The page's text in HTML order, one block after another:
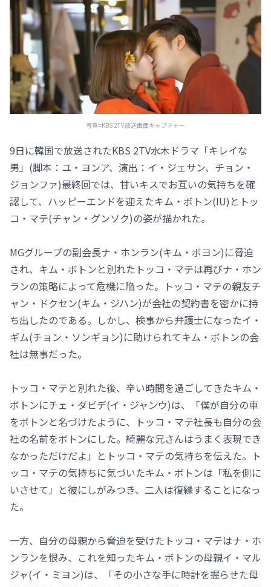
写真=KBS 2TV放送画面キャプチャー
9日に韓国で放送されたKBS 2TV水木ドラマ「キレイな
男」(脚本：ユ・ヨンア、演出：イ・ジェサン、チョン・
ジョンファ)最終回では、甘いキスでお互いの気持ちを確
認して、ハッピーエンドを迎えたキム・ボトン(IU)とトッ
コ・マテ(チャン・グンソク)の姿が描かれた。
MGグループの副会長ナ・ホンラン(キム・ボヨン)に脅迫
され、キム・ボトンと別れたトッコ・マテは再びナ・ホン
ランの策略によって危機に陥った。トッコ・マテの親友チ
ャン・ドクセン(キム・ジハン)が会社の契約書を密かに持
ち出したのである。しかし、検事から弁護士になったイ・
ギム(チョン・ソンギョン)に助けられてキム・ボトンの会
社は無事だった。
トッコ・マテと別れた後、辛い時間を過ごしてきたキム・
ボトンにチェ・ダビデ(イ・ジャンウ)は、「僕が自分の車
をボトンと名づけたように、トッコ・マテ社長も自分の会
社の名前をボトンにした。綺麗な兄さんはうまく表現でき
なかっただけだよ」とトッコ・マテの気持ちを伝えた。ト
ッコ・マテの気持ちに気づいたキム・ボトンは「私を側に
いさせて」と彼にしがみつき、二人は復縁することになっ
た。
一方、自分の母親から脅迫を受けたトッコ・マテはナ・ホ
ンランを恨み、これを知ったキム・ボトンの母親イ・マル
ジャ(イ・ミヨン)は、「その小さな手に時計を握らせた母